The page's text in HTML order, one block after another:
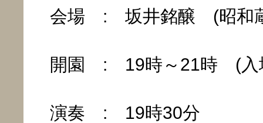
会場 : 坂井銘醸 (昭和
開園 : 19時～21時 (入
演奏 : 19時30分